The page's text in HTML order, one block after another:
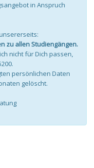
in Anspruch
zu allen Studiengängen.
nicht für Dich passen,
persönlichen Daten
gelöscht.